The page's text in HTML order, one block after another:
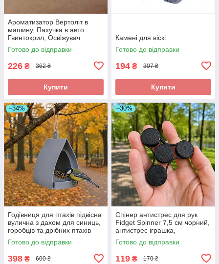
Ароматизатор Вертоліт в
машину, Пахучка в авто
Гвинтокрил, Освіжувач
повітря
Готово до відправки
226 ₴ 362 ₴
Купити
Камені для віскі
Готово до відправки
194 ₴ 307 ₴
Купити
–34%
Годівниця для птахів підвісна
вулична з дахом для синиць,
горобців та дрібних птахів
14×12×15 см
Готово до відправки
398 ₴ 600 ₴
–30%
Спінер антистрес для рук
Fidget Spinner 7,5 см чорний,
антистрес іграшка,
кишеньковий спінер, спінер
для дітей та дорослих
Готово до відправки
119 ₴ 170 ₴